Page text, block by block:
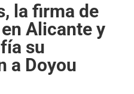
la firma de
Alicante y
su
a Doyou